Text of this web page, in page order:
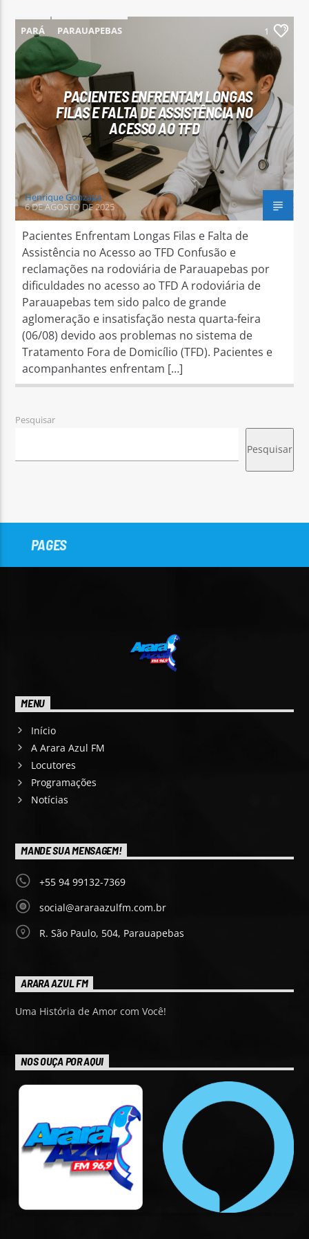
Arara Azul FM
PARÁ PARAUAPEBAS 1
PACIENTES ENFRENTAM LONGAS
FILAS E FALTA DE ASSISTÊNCIA NO
ACESSO AO TFD
Henrique Gonzaga
6 DE AGOSTO DE 2025
Pacientes Enfrentam Longas Filas e Falta de
Assistência no Acesso ao TFD Confusão e
reclamações na rodoviária de Parauapebas por
dificuldades no acesso ao TFD A rodoviária de
Parauapebas tem sido palco de grande
aglomeração e insatisfação nesta quarta-feira
(06/08) devido aos problemas no sistema de
Tratamento Fora de Domicílio (TFD). Pacientes e
acompanhantes enfrentam […]
Pesquisar
Pesquisar
PAGES
MENU
Início
A Arara Azul FM
Locutores
Programações
Notícias
MANDE SUA MENSAGEM!
+55 94 99132-7369
social@araraazulfm.com.br
R. São Paulo, 504, Parauapebas
ARARA AZUL FM
Uma História de Amor com Você!
NOS OUÇA POR AQUI